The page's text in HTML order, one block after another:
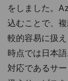
をしました。
込むことで、
較的容易に扱
時点では日本
対応であるサ